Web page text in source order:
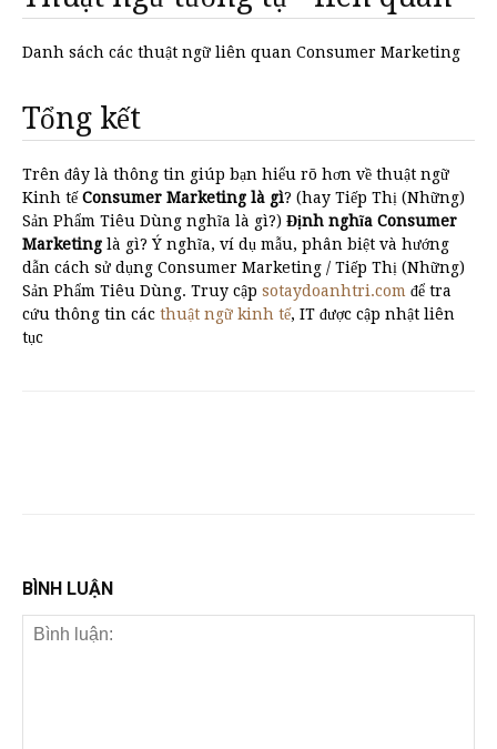
Danh sách các thuật ngữ liên quan Consumer Marketing
Tổng kết
Trên đây là thông tin giúp bạn hiểu rõ hơn về thuật ngữ
Kinh tếConsumer Marketing là gì? (hay Tiếp Thị (Những)
Sản Phẩm Tiêu Dùng nghĩa là gì?) Định nghĩa Consumer
Marketing là gì? Ý nghĩa, ví dụ mẫu, phân biệt và hướng
dẫn cách sử dụng Consumer Marketing / Tiếp Thị (Những)
Sản Phẩm Tiêu Dùng. Truy cập sotaydoanhtri.com để tra
cứu thông tin các thuật ngữ kinh tế, IT được cập nhật liên
tục
BÌNH LUẬN